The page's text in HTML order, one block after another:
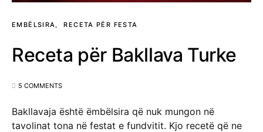
EMBËLSIRA RECETA PËR FESTA
Receta për Bakllava Turke
5 COMMENTS
Bakllavaja është ëmbëlsira që nuk mungon në
tavolinat tona në festat e fundvitit. Kjo recetë që ne